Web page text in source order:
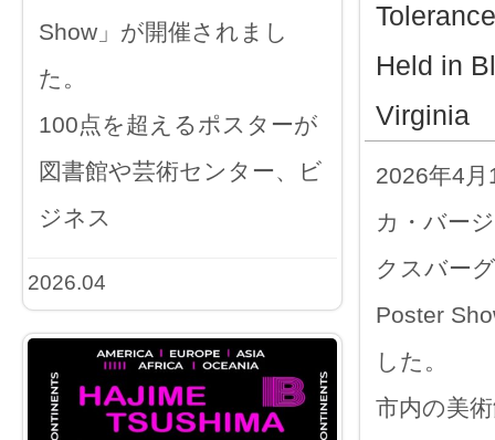
Show」が開催されまし
た。
100点を超えるポスターが
図書館や芸術センター、ビ
ジネス
2026.04
Held in
Virginia
2026年4
カ・バー
クスバー
Poster
した。
市内の美